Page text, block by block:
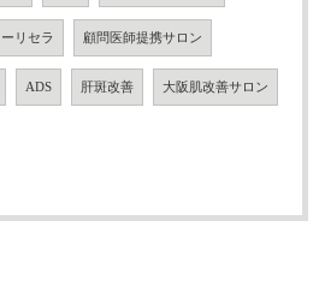
ーリセラ 顧問医師提携サロン
ADS 肝斑改善 大阪肌改善サロン